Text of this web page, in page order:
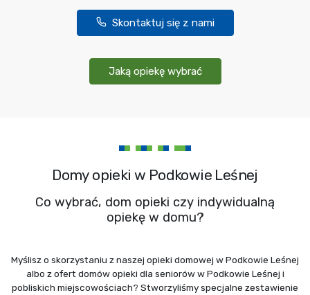
Skontaktuj się z nami
Jaką opiekę wybrać
Domy opieki w Podkowie Leśnej
Co wybrać, dom opieki czy indywidualną
opiekę w domu?
Myślisz o skorzystaniu z naszej opieki domowej w Podkowie Leśnej
albo z ofert domów opieki dla seniorów w Podkowie Leśnej i
pobliskich miejscowościach? Stworzyliśmy specjalne zestawienie